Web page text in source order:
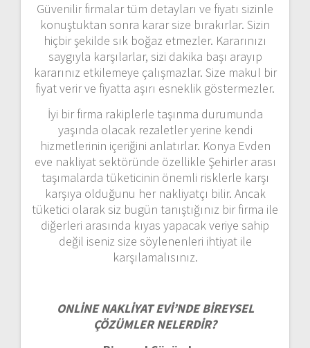
Güvenilir firmalar tüm detayları ve fiyatı sizinle
konuştuktan sonra karar size bırakırlar. Sizin
hiçbir şekilde sık boğaz etmezler. Kararınızı
saygıyla karşılarlar, sizi dakika başı arayıp
kararınız etkilemeye çalışmazlar. Size makul bir
fiyat verir ve fiyatta aşırı esneklik göstermezler.
İyi bir firma rakiplerle taşınma durumunda
yaşında olacak rezaletler yerine kendi
hizmetlerinin içeriğini anlatırlar. Konya Evden
eve nakliyat sektöründe özellikle Şehirler arası
taşımalarda tüketicinin önemli risklerle karşı
karşıya olduğunu her nakliyatçı bilir. Ancak
tüketici olarak siz bugün tanıştığınız bir firma ile
diğerleri arasında kıyas yapacak veriye sahip
değil iseniz size söylenenleri ihtiyat ile
karşılamalısınız.
ONLİNE NAKLİYAT EVİ’NDE BİREYSEL
ÇÖZÜMLER NELERDİR?